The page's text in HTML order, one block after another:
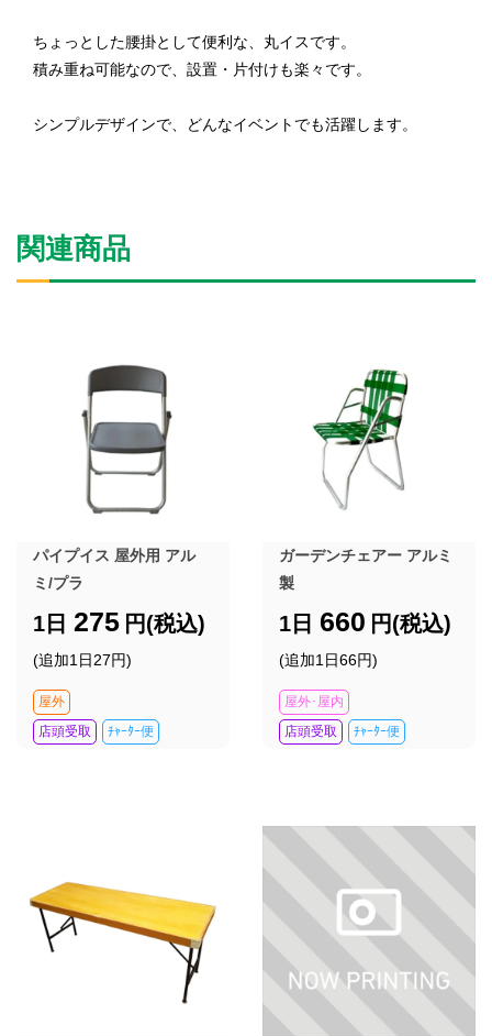
ちょっとした腰掛として便利な、丸イスです。
積み重ね可能なので、設置・片付けも楽々です。
シンプルデザインで、どんなイベントでも活躍します。
関連商品
パイプイス 屋外用 アル
ミ/プラ
1日 275 円(税込)
(追加1日27円)
屋外
店頭受取
ﾁｬｰﾀｰ便
ガーデンチェアー アルミ
製
1日 660 円(税込)
(追加1日66円)
屋外･屋内
店頭受取
ﾁｬｰﾀｰ便